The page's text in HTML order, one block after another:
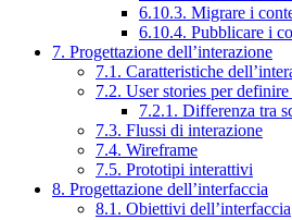
6.10.3. Migrare i
6.10.4. Pubblicare i
7. Progettazione dell’interazione
7.1. Caratteristiche
7.2. User stories per
7.2.1. Differenza tra
7.3. Flussi di interazione
7.4. Wireframe
7.5. Prototipi interattivi
8. Progettazione dell’interfaccia
8.1. Obiettivi dell’interfaccia